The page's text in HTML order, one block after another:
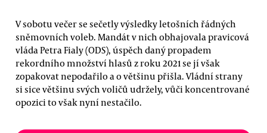
V sobotu večer se sečetly výsledky letošních řádných
sněmovních voleb. Mandát v nich obhajovala pravicová
vláda Petra Fialy (ODS), úspěch daný propadem
rekordního množství hlasů z roku 2021 se jí však
zopakovat nepodařilo a o většinu přišla. Vládní strany
si sice většinu svých voličů udržely, vůči koncentrované
opozici to však nyní nestačilo.